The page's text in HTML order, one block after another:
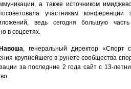
а также источником
участникам конференции
ведь сегодня большую
в соцсетях.
, генеральный директор «Спорт
крупнейшего в рунете сообщества
за последние 2 года сайт с 13-